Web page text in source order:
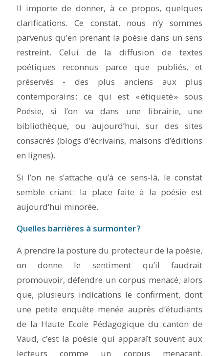
Il importe de donner, à ce propos, quelques
clarifications. Ce constat, nous n’y sommes
parvenus qu’en prenant la poésie dans un sens
restreint. Celui de la diffusion de textes
poétiques reconnus parce que publiés, et
préservés - des plus anciens aux plus
contemporains ; ce qui est « étiqueté » sous
Poésie, si l’on va dans une librairie, une
bibliothèque, ou aujourd’hui, sur des sites
consacrés (blogs d’écrivains, maisons d’éditions
en lignes).
Si l’on ne s’attache qu’à ce sens-là, le constat
semble criant : la place faite à la poésie est
aujourd’hui minorée.
Quelles barrières à surmonter ?
A prendre la posture du protecteur de la poésie,
on donne le sentiment qu’il faudrait
promouvoir, défendre un corpus menacé ; alors
que, plusieurs indications le confirment, dont
une petite enquête menée auprès d’étudiants
de la Haute Ecole Pédagogique du canton de
Vaud, c’est la poésie qui apparaît souvent aux
lecteurs comme un corpus menaçant,